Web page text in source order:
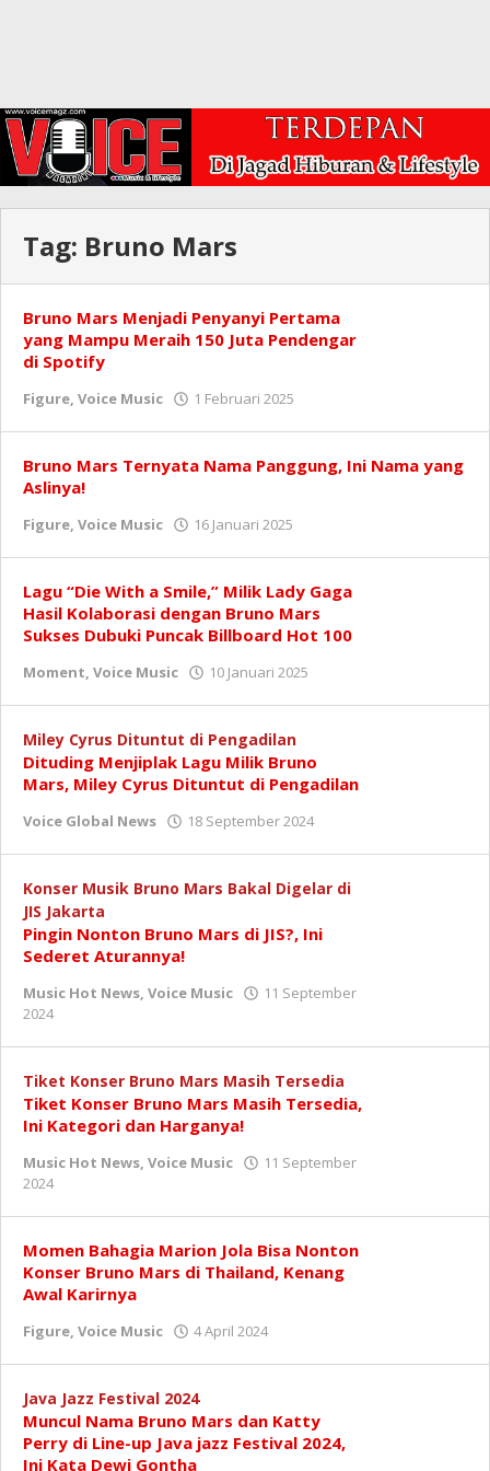
Tag: Bruno Mars
Bruno Mars Menjadi Penyanyi Pertama
yang Mampu Meraih 150 Juta Pendengar
di Spotify
Figure, Voice Music 1 Februari 2025
Bruno Mars Ternyata Nama Panggung, Ini Nama yang
Aslinya!
Figure, Voice Music 16 Januari 2025
Lagu “Die With a Smile,” Milik Lady Gaga
Hasil Kolaborasi dengan Bruno Mars
Sukses Dubuki Puncak Billboard Hot 100
Moment, Voice Music 10 Januari 2025
Miley Cyrus Dituntut di Pengadilan
Dituding Menjiplak Lagu Milik Bruno
Mars, Miley Cyrus Dituntut di Pengadilan
Voice Global News 18 September 2024
Konser Musik Bruno Mars Bakal Digelar di
JIS Jakarta
Pingin Nonton Bruno Mars di JIS?, Ini
Sederet Aturannya!
Music Hot News, Voice Music
11 September
2024
Tiket Konser Bruno Mars Masih Tersedia
Tiket Konser Bruno Mars Masih Tersedia,
Ini Kategori dan Harganya!
Music Hot News, Voice Music
11 September
2024
Momen Bahagia Marion Jola Bisa Nonton
Konser Bruno Mars di Thailand, Kenang
Awal Karirnya
Figure, Voice Music 4 April 2024
Java Jazz Festival 2024
Muncul Nama Bruno Mars dan Katty
Perry di Line-up Java jazz Festival 2024,
Ini Kata Dewi Gontha